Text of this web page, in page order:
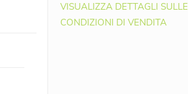
VISUALIZZA DETTAGLI SULLE
CONDIZIONI DI VENDITA